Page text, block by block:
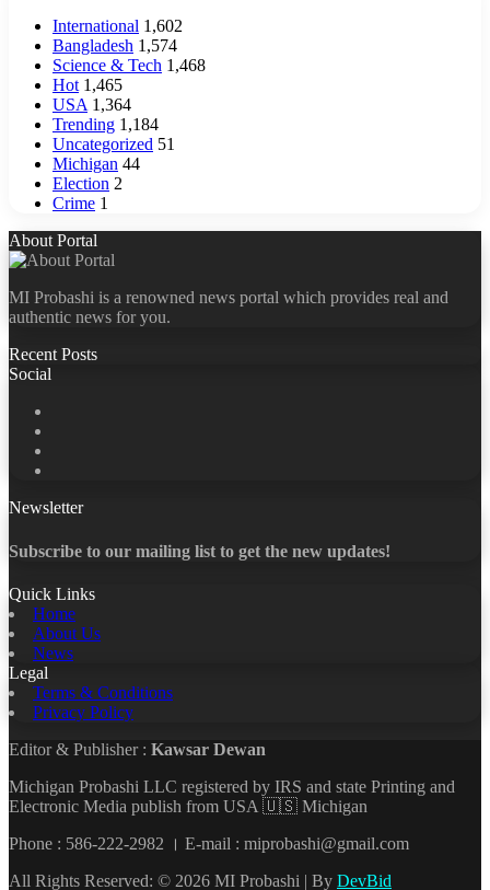
International 1,602
Bangladesh 1,574
Science & Tech 1,468
Hot 1,465
USA 1,364
Trending 1,184
Uncategorized 51
Michigan 44
Election 2
Crime 1
About Portal
MI Probashi is a renowned news portal which provides real and
authentic news for you.
Recent Posts
Social
Newsletter
Subscribe to our mailing list to get the new updates!
Quick Links
Home
About Us
News
Legal
Terms & Conditions
Privacy Policy
Editor & Publisher : Kawsar Dewan
Michigan Probashi LLC registered by IRS and state Printing and
Electronic Media publish from USA 🇺🇸 Michigan
Phone : 586-222-2982 । E-mail : miprobashi@gmail.com
All Rights Reserved: © 2026 MI Probashi | By DevBid